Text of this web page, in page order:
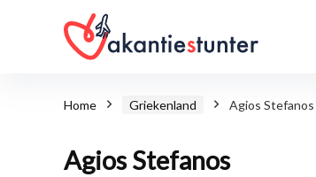
Home Griekenland Agios Stefanos
Agios Stefanos